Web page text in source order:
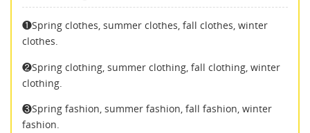
❶Spring clothes, summer clothes, fall clothes, winter
clothes.
❷Spring clothing, summer clothing, fall clothing, winter
clothing.
❸Spring fashion, summer fashion, fall fashion, winter
fashion.